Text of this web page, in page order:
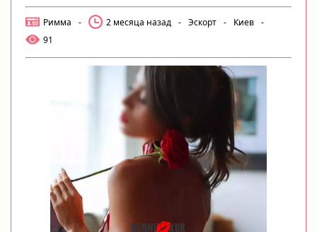
Города:
РУС|
УКР
Создать объявление
Римма - 2 месяца назад - Эскорт - Киев -
91